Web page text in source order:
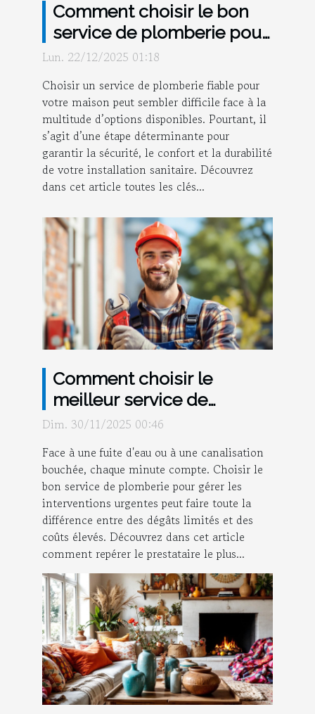
Comment choisir le bon
service de plomberie pour
votre maison ?
Lun. 22/12/2025 01:18
Choisir un service de plomberie fiable pour
votre maison peut sembler difficile face à la
multitude d’options disponibles. Pourtant, il
s’agit d’une étape déterminante pour
garantir la sécurité, le confort et la durabilité
de votre installation sanitaire. Découvrez
dans cet article toutes les clés...
Comment choisir le
meilleur service de
plomberie pour
Dim. 30/11/2025 00:46
Face à une fuite d'eau ou à une canalisation
bouchée, chaque minute compte. Choisir le
bon service de plomberie pour gérer les
interventions urgentes peut faire toute la
différence entre des dégâts limités et des
coûts élevés. Découvrez dans cet article
comment repérer le prestataire le plus...